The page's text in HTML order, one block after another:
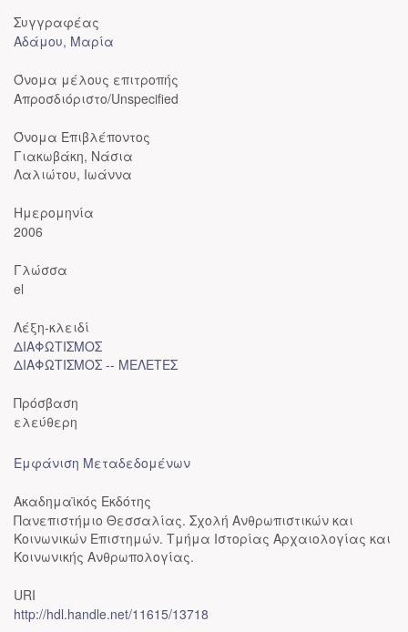
Συγγραφέας
Αδάμου, Μαρία
Όνομα μέλους επιτροπής
Απροσδιόριστο/Unspecified
Όνομα Επιβλέποντος
Γιακωβάκη, Νάσια
Λαλιώτου, Ιωάννα
Ημερομηνία
2006
Γλώσσα
el
Λέξη-κλειδί
ΔΙΑΦΩΤΙΣΜΟΣ
ΔΙΑΦΩΤΙΣΜΟΣ -- ΜΕΛΕΤΕΣ
Πρόσβαση
ελεύθερη
Εμφάνιση Μεταδεδομένων
Ακαδημαϊκός Εκδότης
Πανεπιστήμιο Θεσσαλίας. Σχολή Ανθρωπιστικών και
Κοινωνικών Επιστημών. Τμήμα Ιστορίας Αρχαιολογίας και
Κοινωνικής Ανθρωπολογίας.
URI
http://hdl.handle.net/11615/13718